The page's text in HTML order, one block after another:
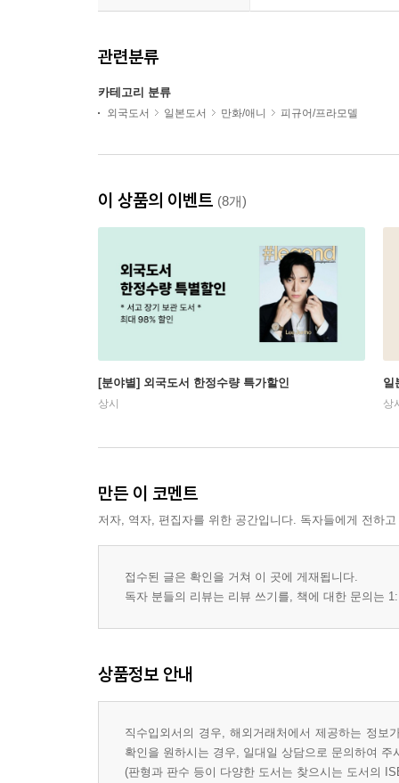
관련분류
카테고리 분류
외국도서 일본도서 만화/애니 피규어/프라모델
이 상품의 이벤트 (8개)
[분야별] 외국도서 한정수량 특가할인
상시
일
상
만든 이 코멘트
저자, 역자, 편집자를 위한 공간입니다. 독자들에게 전하
접수된 글은 확인을 거쳐 이 곳에 게재됩니다.
독자 분들의 리뷰는 리뷰 쓰기를, 책에 대한 문의는
상품정보 안내
직수입외서의 경우, 해외거래처에서 제공하는 정
확인을 원하시는 경우, 일대일 상담으로 문의하여 주
(판형과 판수 등이 다양한 도서는 찾으시는 도서의